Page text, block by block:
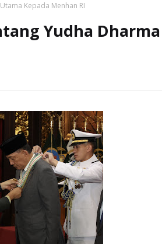
Kepada Menhan RI
Yudha